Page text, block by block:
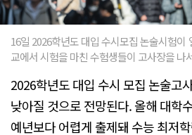
16일 2026학년도 대입 수시모집 논술시험이
교에서 시험을 마친 수험생들이 고사장을 나
2026학년도 대입 수시 모집 논술고
낮아질 것으로 전망된다. 올해 대학
예년보다 어렵게 출제돼 수능 최저